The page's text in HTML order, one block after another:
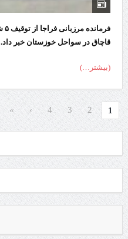
قاچاق در سواحل خوزستان خبر داد.
(بیشتر…)
1
2
3
4
›
»